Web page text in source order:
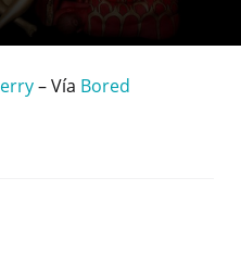
– Vía Bored